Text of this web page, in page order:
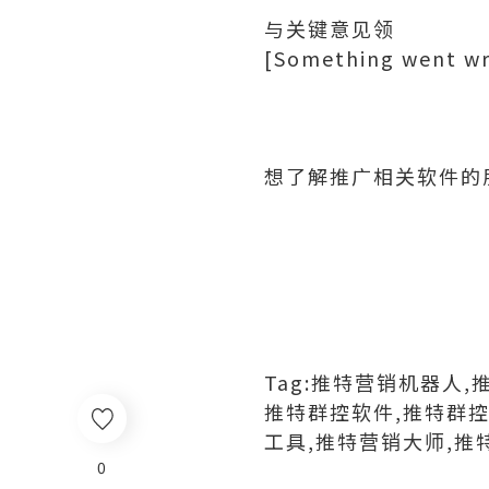
0
与关键意见领
[Something went
想了解推广相关软件
Tag:推特营销机器人,
推特群控软件,推特群
工具,推特营销大师,推